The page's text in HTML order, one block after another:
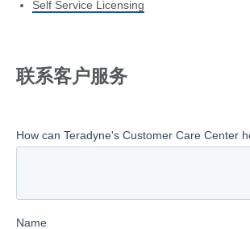
Self Service Licensing
联系客户服务